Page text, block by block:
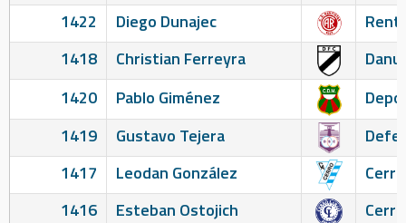
1422
Diego Dunajec
1418
Christian Ferreyra
1420
Pablo Giménez
1419
Gustavo Tejera
1417
Leodan González
Cerro
1416
Esteban Ostojich